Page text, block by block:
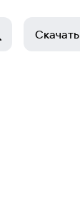
Скачать